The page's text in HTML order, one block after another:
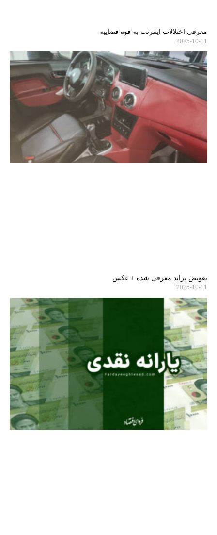
معرفی اختلالات اینترنت به قوه قضاییه
2025-10-11
تعویض پراید معرفی شده + عکس
2025-10-11